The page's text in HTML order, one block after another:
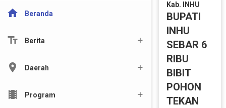
home Beranda
text_fields Berita
location_on Daerah
local_movies Program
Kab. INHU
BUPATI
INHU
SEBAR 6
RIBU
BIBIT
POHON
TEKAN